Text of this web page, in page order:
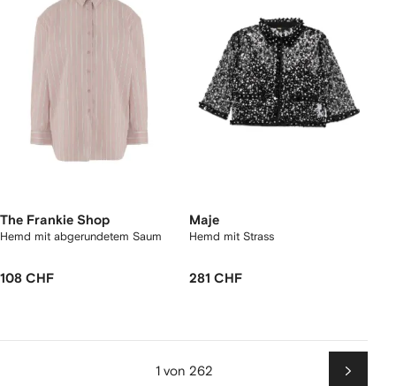
The Frankie Shop
Hemd mit abgerundetem Saum
108 CHF
Maje
Hemd mit Strass
281 CHF
1 von 262
Weiter